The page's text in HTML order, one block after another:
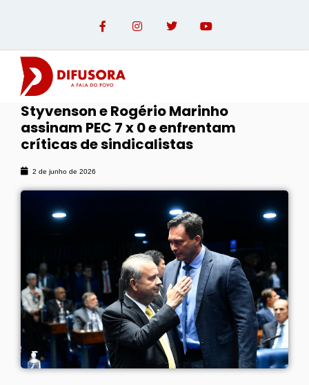
Styvenson e Rogério Marinho
assinam PEC 7 x 0 e enfrentam
críticas de sindicalistas
2 de junho de 2026